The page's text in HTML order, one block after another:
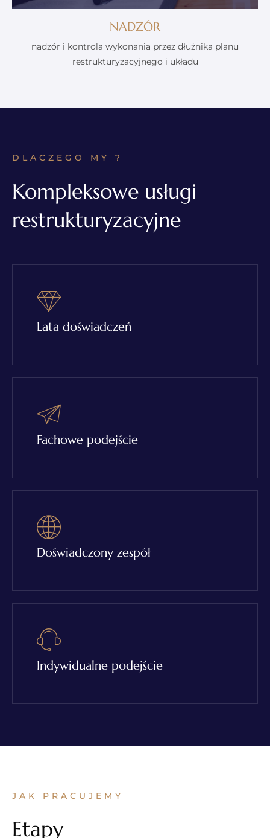
NADZÓR
nadzór i kontrola wykonania przez dłużnika planu
restrukturyzacyjnego i układu
DLACZEGO MY ?
Kompleksowe usługi
restrukturyzacyjne
Lata doświadczeń
Fachowe podejście
Doświadczony zespół
Indywidualne podejście
JAK PRACUJEMY
Etapy